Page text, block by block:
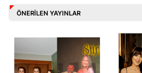
ÖNERILEN YAYINLAR